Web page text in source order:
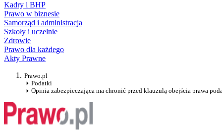
Kadry i BHP
Prawo w biznesie
Samorząd i administracja
Szkoły i uczelnie
Zdrowie
Prawo dla każdego
Akty Prawne
Prawo.pl
Podatki
Opinia zabezpieczająca ma chronić przed klauzulą obejścia prawa